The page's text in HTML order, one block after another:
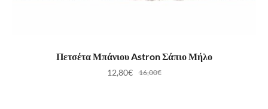
ΠΡΟΣΘΉΚΗ ΣΤΟ ΚΑΛΆΘΙ
Πετσέτα Μπάνιου Astron Σάπιο Μήλο
16,00€
12,80€